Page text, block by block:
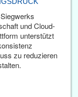
und Cloud-
unterstützt
zu reduzieren